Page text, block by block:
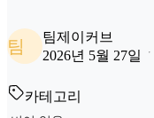
팀
팀제이커브
2026년 5월 27일
카테고리